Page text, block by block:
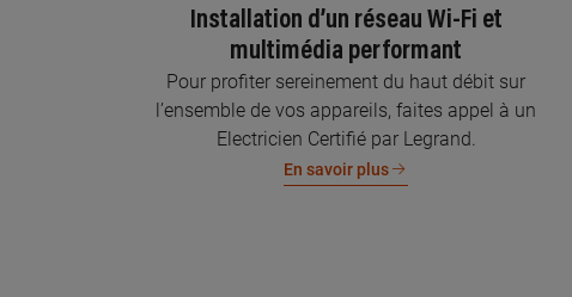
Installation d’un réseau Wi-Fi et
multimédia performant
Pour profiter sereinement du haut débit sur
l’ensemble de vos appareils, faites appel à un
Electricien Certifié par Legrand.
En savoir plus